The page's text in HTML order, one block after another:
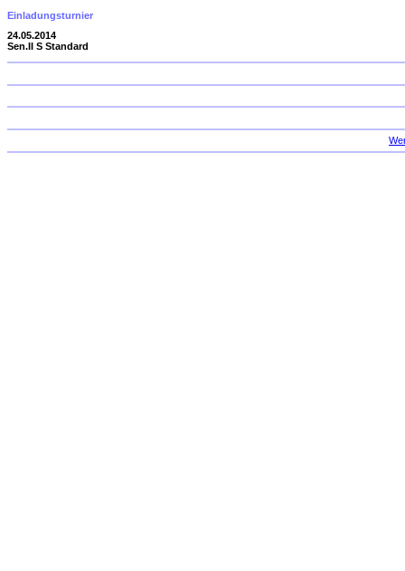
Einladungsturnier
24.05.2014
Sen.II S Standard